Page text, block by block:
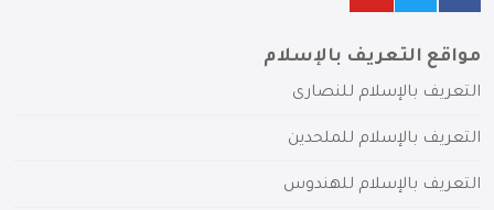
مواقع التعريف بالإسلام
التعريف بالإسلام للنصارى
التعريف بالإسلام للملحدين
التعريف بالإسلام للهندوس